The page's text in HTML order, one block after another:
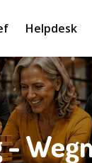
Helpdesk